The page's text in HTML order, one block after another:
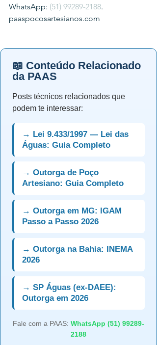
WhatsApp: (51) 99289-2188.
paaspocosartesianos.com
📖 Conteúdo Relacionado
da PAAS
Posts técnicos relacionados que
podem te interessar:
→ Lei 9.433/1997 — Lei das
Águas: Guia Completo
→ Outorga de Poço
Artesiano: Guia Completo
→ Outorga em MG: IGAM
Passo a Passo 2026
→ Outorga na Bahia: INEMA
2026
→ SP Águas (ex-DAEE):
Outorga em 2026
Fale com a PAAS: WhatsApp (51) 99289-
2188